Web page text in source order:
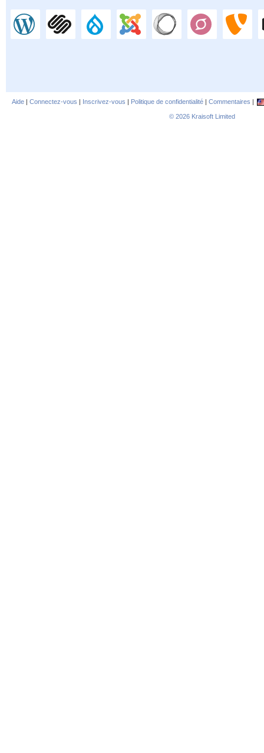
Aide | Connectez-vous | Inscrivez-vous | Politique de confidentialité | Commentaires |
© 2026 Kraisoft Limited